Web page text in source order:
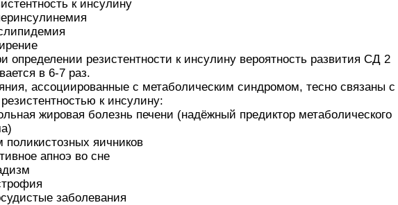
к инсулину
определении резистентности к инсулину вероятность развития СД 2
в 6-7 раз.
ассоциированные с метаболическим синдромом, тесно связаны с
к инсулину:
жировая болезнь печени (надёжный предиктор метаболического
яичников
апноэ во сне
заболевания